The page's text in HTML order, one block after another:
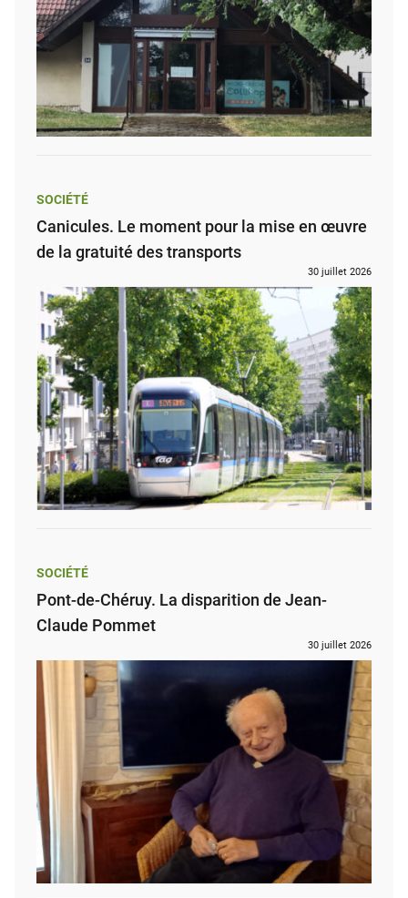
SOCIÉTÉ
Canicules. Le moment pour la mise en œuvre
de la gratuité des transports
30 juillet 2026
SOCIÉTÉ
Pont-de-Chéruy. La disparition de Jean-
Claude Pommet
30 juillet 2026